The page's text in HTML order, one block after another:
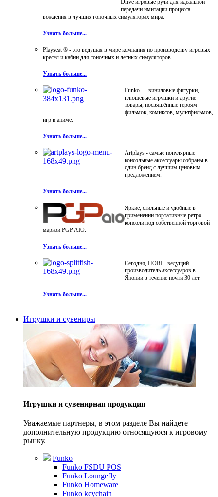
Drive игровые рули для идеальной
передачи имитации процесса
вождения в лучших гоночных симуляторах мира.
Узнать больше...
Playseat ® - это ведущая в мире компания по производству игровых
кресел и кабин для гоночных и летных симуляторов.
Узнать больше...
Funko — виниловые фигурки,
плюшевые игрушки и другие
товары, посвящённые героям
фильмов, комиксов, мультфильмов,
игр и аниме.
Узнать больше...
Artplays - самые популярные
консольные аксессуары собраны в
один бренд с лучшим ценовым
предложением.
Узнать больше...
Яркие, стильные и удобные в
применении портативные ретро-
консоли под собственной торговой
маркой PGP AIO.
Узнать больше...
Сегодня, HORI - ведущий
производитель аксессуаров в
Японии в течение почти 30 лет.
Узнать больше...
Игрушки и сувениры
Игрушки и сувенирная продукция
Уважаемые партнеры, в этом разделе Вы найдете
дополнительную продукцию относящуюся к игровому
рынку.
Funko
Funko FSDU POS
Funko Loungefly
Funko Homeware
Funko keychain